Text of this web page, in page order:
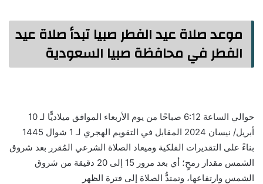
موعد صلاة عيد الفطر صبيا تبدأ صلاة عيد
الفطر في محافظة صبيا السعودية
حوالي الساعة 6:12 صباحًا من يوم الأربعاء الموافق ميلاديًّا لـ 10
أبريل/ نيسان 2024 المقابل في التقويم الهجري لـ 1 شوال 1445
بناءً على التقديرات الفلكية وميعاد الصلاة الشرعي المُقرر بعد شروق
الشمس مقدار رمحٍ؛ أي بعد مرور 15 إلى 20 دقيقة من شروق
الشمس وارتفاعها، وتمتدُّ الصلاة إلى فترة الظهر